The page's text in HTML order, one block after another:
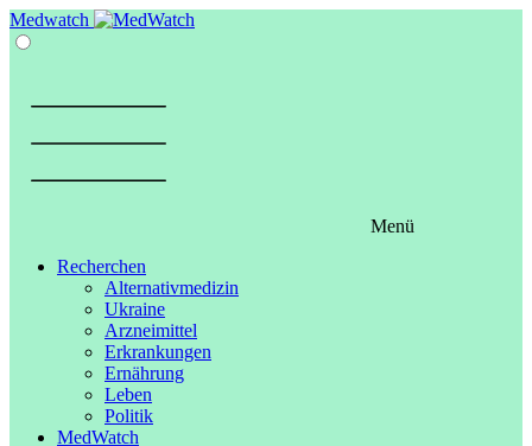
Springe
zum
Medwatch
Menü
Recherchen
Alternativmedizin
Ukraine
Arzneimittel
Erkrankungen
Ernährung
Leben
Politik
MedWatch